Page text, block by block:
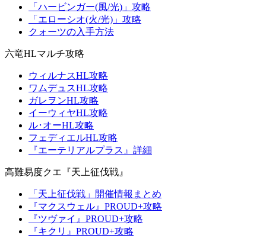
「ハービンガー(風/光)」攻略
「エローシオ(火/光)」攻略
クォーツの入手方法
六竜HLマルチ攻略
ウィルナスHL攻略
ワムデュスHL攻略
ガレヲンHL攻略
イーウィヤHL攻略
ル･オーHL攻略
フェディエルHL攻略
『エーテリアルプラス』詳細
高難易度クエ『天上征伐戦』
「天上征伐戦」開催情報まとめ
『マクスウェル』PROUD+攻略
『ツヴァイ』PROUD+攻略
『キクリ』PROUD+攻略